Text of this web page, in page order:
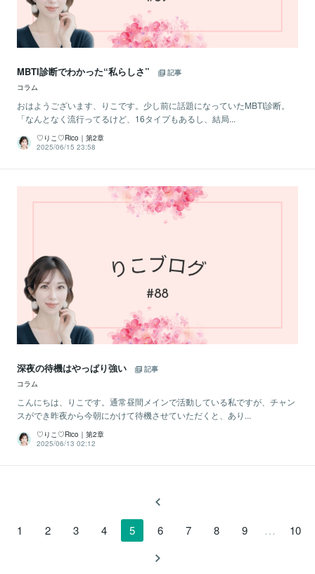
MBTI診断でわかった“私らしさ”
記事
コラム
おはようございます、りこです。少し前に話題になっていたMBTI診断。
「なんとなく流行ってるけど、16タイプもあるし、結局...
♡りこ♡Rico｜第2章
2025/06/15 23:58
深夜の待機はやっぱり強い
記事
コラム
こんにちは、りこです。通常昼間メインで活動している私ですが、チャン
スができ昨夜から今朝にかけて待機させていただくと、あり...
♡りこ♡Rico｜第2章
2025/06/13 02:12
1 2 3 4 5 6 7 8 9 … 10